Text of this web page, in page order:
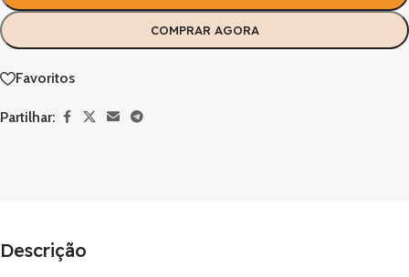
COMPRAR AGORA
Favoritos
Partilhar:
Descrição